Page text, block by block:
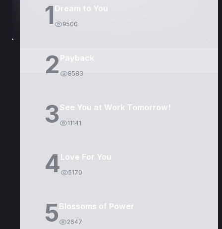
1 Dream to You
9500
2 8583
3See You at Work Tomorrow!
11141
4Love For You
5170
5Blossoms of Power
2647